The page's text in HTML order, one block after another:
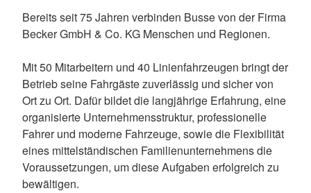
Bereits seit 75 Jahren verbinden Busse von der Firma
Becker GmbH & Co. KG Menschen und Regionen.
Mit 50 Mitarbeitern und 40 Linienfahrzeugen bringt der
Betrieb seine Fahrgäste zuverlässig und sicher von
Ort zu Ort. Dafür bildet die langjährige Erfahrung, eine
organisierte Unternehmensstruktur, professionelle
Fahrer und moderne Fahrzeuge, sowie die Flexibilität
eines mittelständischen Familienunternehmens die
Voraussetzungen, um diese Aufgaben erfolgreich zu
bewältigen.